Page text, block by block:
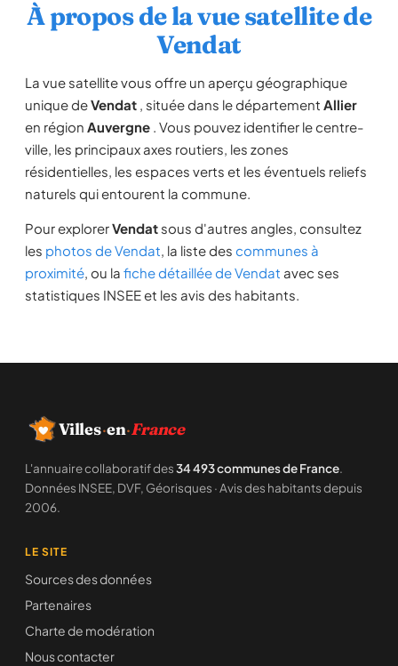
À propos de la vue satellite de
Vendat
La vue satellite vous offre un aperçu géographique
unique deVendat , située dans le département Allier
en région Auvergne . Vous pouvez identifier le centre-
ville, les principaux axes routiers, les zones
résidentielles, les espaces verts et les éventuels reliefs
naturels qui entourent la commune.
Pour explorerVendat sous d'autres angles, consultez
les photos de Vendat, la liste des communes à
proximité, ou la fiche détaillée de Vendat avec ses
statistiques INSEE et les avis des habitants.
Villes·en·France
L'annuaire collaboratif des34 493 communes de France.
Données INSEE, DVF, Géorisques · Avis des habitants depuis
2006.
LE SITE
Sources des données
Partenaires
Charte de modération
Nous contacter